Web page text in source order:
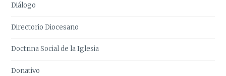
Diálogo
Directorio Diocesano
Doctrina Social de la Iglesia
Donativo